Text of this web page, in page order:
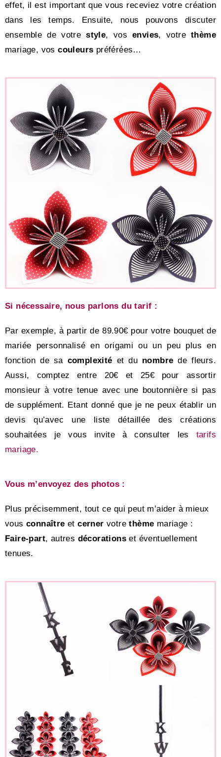
effet, il est important que vous receviez votre création
dans les temps. Ensuite, nous pouvons discuter
ensemble de votrestyle, vos envies, votre thème
mariage, voscouleurs préférées…
Si nécessaire, nous parlons du tarif :
Par exemple, à partir de 89.90€ pour votre bouquet de
mariée personnalisé en origami ou un peu plus en
fonction de sa complexité et du nombre de fleurs.
Aussi, comptez entre 20€ et 25€ pour assortir
monsieur à votre tenue avec une boutonnière si pas
de supplément. Etant donné que je ne peux établir un
devis qu’avec une liste détaillée des créations
souhaitées je vous invite à consulter les tarifs
mariage.
Vous m’envoyez des photos :
Plus précisemment, tout ce qui peut m’aider à mieux
vous connaître et cernervotre thème mariage :
Faire-part, autres décorations et éventuellement
tenues.